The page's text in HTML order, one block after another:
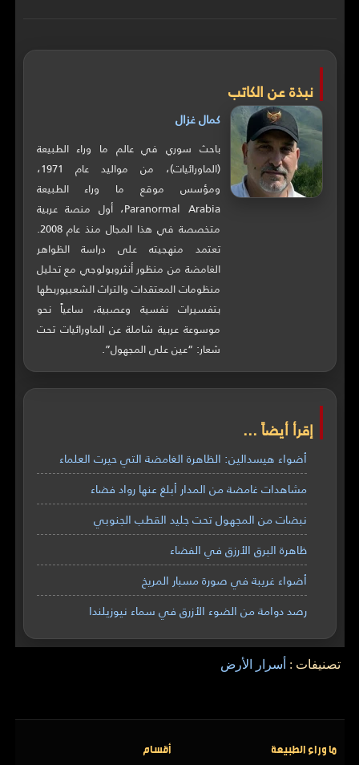
نبذة عن الكاتب
كمال غزال
باحث سوري في عالم ما وراء الطبيعة
(الماورائيات)، من مواليد عام 1971،
ومؤسس موقع ما وراء الطبيعة
Paranormal Arabia، أول منصة عربية
متخصصة في هذا المجال منذ عام 2008.
تعتمد منهجيته على دراسة الظواهر
الغامضة من منظور أنثروبولوجي مع تحليل
منظومات المعتقدات والتراث الشعبيوربطها
بتفسيرات نفسية وعصبية، ساعياً نحو
موسوعة عربية شاملة عن الماورائيات تحت
شعار: “عين على المجهول”.
إقرأ أيضاً ...
أضواء هيسدالين: الظاهرة الغامضة التي حيرت العلماء
مشاهدات غامضة من المدار أبلغ عنها رواد فضاء
نبضات من المجهول تحت جليد القطب الجنوبي
ظاهرة البرق الأرزق في الفضاء
أضواء غريبة في صورة مسبار المريخ
رصد دوامة من الضوء الأزرق في سماء نيوزيلندا
تصنيفات : أسرار الأرض
ما وراء الطبيعة أقسام